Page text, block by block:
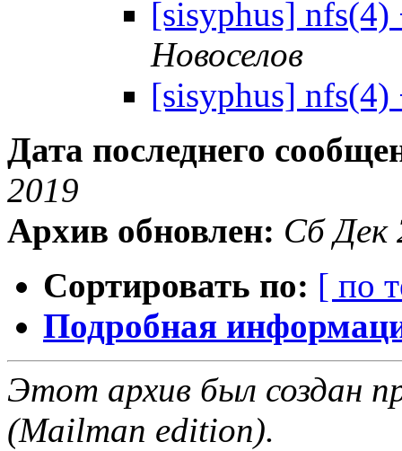
[sisyphus]
Новоселов
[sisyphus]
Дата последнего
2019
Архив обновлен: Сб Дек
Сортировать по: [ по
Подробная
Этот архив был создан
(Mailman edition).